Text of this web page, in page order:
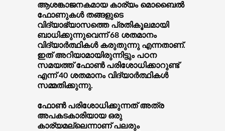
ആശങ്കാജനകമായ കാര്യം മൊബൈല്‍
ഫോണുകള്‍ തങ്ങളുടെ
വിദ്യാഭ്യാസത്തെ പ്രതികൂലമായി
ബാധിക്കുന്നുവെന്ന് 68 ശതമാനം
വിദ്യാര്‍ത്ഥികള്‍ കരുതുന്നു എന്നതാണ്.
ഇത് അറിയാമായിരുന്നിട്ടും പഠന
സമയത്ത് ഫോണ്‍ പരിശോധിക്കാറുണ്ട്
എന്ന് 40 ശതമാനം വിദ്യാര്‍ത്ഥികള്‍
സമ്മതിക്കുന്നു.
ഫോണ്‍ പരിശോധിക്കുന്നത് അത്ര
അപകടകാരിയായ ഒരു
കാര്യമല്ലെന്നാണ് പലരും